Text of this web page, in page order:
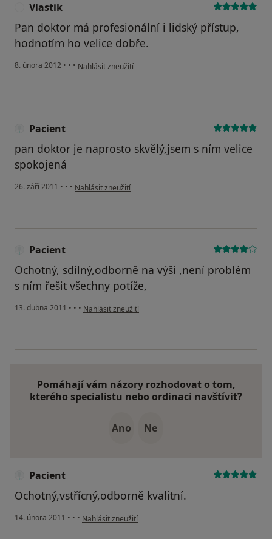
Vlastik
Pan doktor má profesionální i lidský přístup,
hodnotím ho velice dobře.
8. února 2012 • • • podle názoru uživatele Vlastik
Nahlásit zneužití
Pacient
pan doktor je naprosto skvělý,jsem s ním velice
spokojená
26. září 2011 • • • podle názoru uživatele Pacient
Nahlásit zneužití
Pacient
Ochotný, sdílný,odborně na výši ,není problém
s ním řešit všechny potíže,
13. dubna 2011 • • • podle názoru uživatele Pacient
Nahlásit zneužití
Pomáhají vám názory rozhodovat o tom,
kterého specialistu nebo ordinaci navštívit?
Ano Ne
Pacient
Ochotný,vstřícný,odborně kvalitní.
14. února 2011 • • • podle názoru uživatele Pacient
Nahlásit zneužití